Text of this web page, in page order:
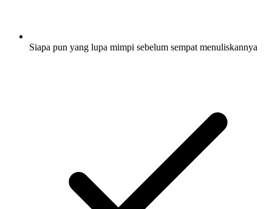
Siapa pun yang lupa mimpi sebelum sempat menuliskannya